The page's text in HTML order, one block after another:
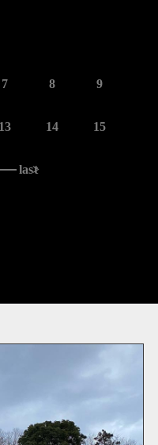
7 8 9
13 14 15
>
last